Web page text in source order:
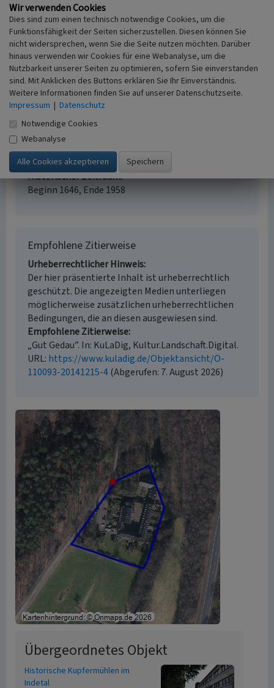
Gut Gedau
Schlagwörter
Kupferhammer (Betrieb) Tuchfabrik
Fachsicht(en)
Kulturlandschaftspflege
Erfassungsmaßstab
i.d.R. 1:5.000 (größer als 1:20.000)
Erfassungsmethode
Auswertung historischer Karten,
Literaturauswertung, Geländebegehung/-
kartierung, Auswertung historischer Schriften
Historischer Zeitraum
Beginn 1646, Ende 1958
Empfohlene Zitierweise
Urheberrechtlicher Hinweis
Der hier präsentierte Inhalt ist urheberrechtlich
geschützt. Die angezeigten Medien unterliegen
möglicherweise zusätzlichen urheberrechtlichen
Bedingungen, die an diesen ausgewiesen sind.
Empfohlene Zitierweise
„Gut Gedau”. In: KuLaDig, Kultur.Landschaft.Digital.
URL: https://www.kuladig.de/Objektansicht/O-
110093-20141215-4(Abgerufen: 7. August 2026)
Übergeordnetes Objekt
Historische Kupfermühlen im
Indetal
Wir verwenden Cookies
Dies sind zum einen technisch notwendige Cookies, um die
Funktionsfähigkeit der Seiten sicherzustellen. Diesen können Sie
nicht widersprechen, wenn Sie die Seite nutzen möchten. Darüber
hinaus verwenden wir Cookies für eine Webanalyse, um die
Nutzbarkeit unserer Seiten zu optimieren, sofern Sie einverstanden
sind. Mit Anklicken des Buttons erklären Sie Ihr Einverständnis.
Weitere Informationen finden Sie auf unserer Datenschutzseite.
Impressum | Datenschutz
Notwendige Cookies
Webanalyse